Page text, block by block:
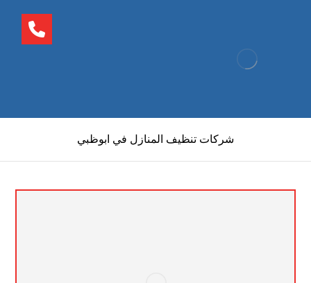
شركات تنظيف المنازل في ابوظبي